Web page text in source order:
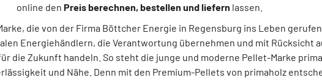
online den Preis berechnen, bestellen und liefern lassen.
die von der Firma Böttcher Energie in Regensburg ins Leben
Energiehändlern, die Verantwortung übernehmen und mit Rücksicht
die Zukunft handeln. So steht die junge und moderne Pellet-Marke
und Nähe. Denn mit den Premium-Pellets von primaholz